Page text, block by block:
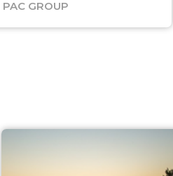
PAC GROUP